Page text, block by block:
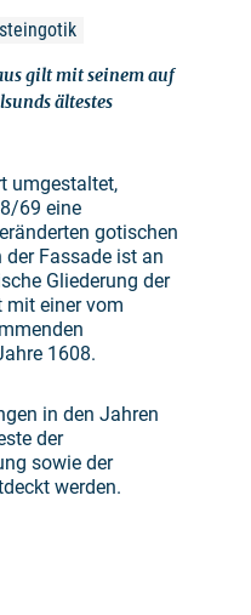
gilt mit seinem auf
ältestes
umgestaltet,
69 eine
gotischen
der Fassade ist an
Gliederung der
mit einer vom
1608.
in den Jahren
der
sowie der
werden.